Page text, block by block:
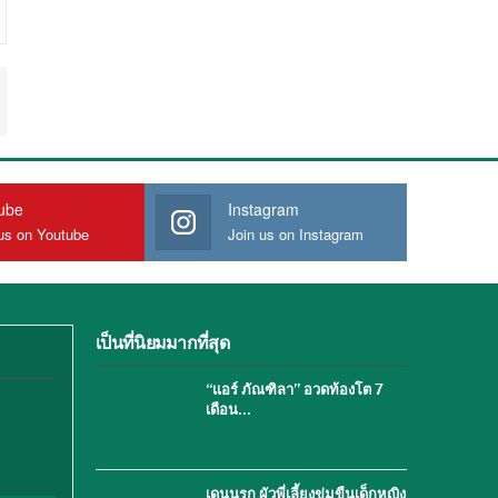
on Youtube
Instagram
Join us on Instagram
เป็นที่นิยมมากที่สุด
“แอร์ ภัณฑิลา” อวดท้องโต 7
เดือน…
เดนนรก ผัวพี่เลี้ยงข่มขืนเด็กหญิง